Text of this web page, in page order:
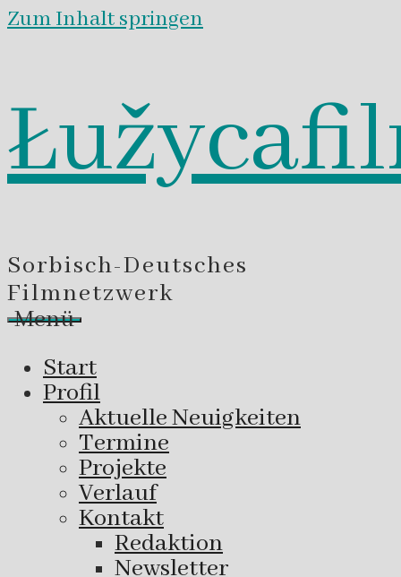
Zum Inhalt springen
Sorbisch-Deutsches
Filmnetzwerk
Menü
Start
Profil
Aktuelle Neuigkeiten
Termine
Projekte
Verlauf
Kontakt
Redaktion
Newsletter